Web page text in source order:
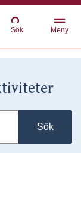
Sök Meny
Sök